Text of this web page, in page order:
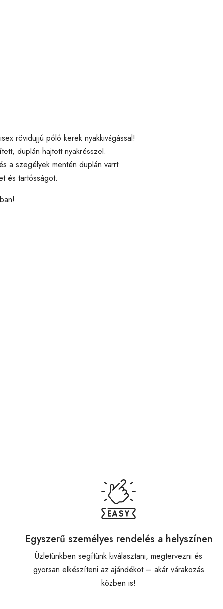
rövidujjú póló kerek nyakkivágással!
duplán hajtott nyakrésszel.
a szegélyek mentén duplán varrt
és tartósságot.
Egyszerű személyes rendelés a helyszínen
Üzletünkben segítünk kiválasztani, megtervezni és
gyorsan elkészíteni az ajándékot – akár várakozás
közben is!